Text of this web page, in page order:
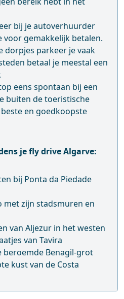
bij je autoverhuurder
voor gemakkelijk betalen.
dorpjes parkeer je vaak
betaal je meestal een
eens spontaan bij een
buiten de toeristische
en goedkoopste
je fly drive Algarve:
bij Ponta da Piedade
met zijn stadsmuren en
van Aljezur in het westen
van Tavira
beroemde Benagil-grot
kust van de Costa